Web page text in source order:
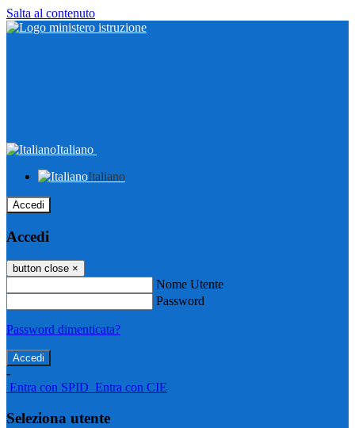
Salta al contenuto
Italiano
Italiano
Accedi
Accedi
button close ×
Nome Utente
Password
Password dimenticata?
-
Entra con SPID Entra con CIE
Seleziona utente